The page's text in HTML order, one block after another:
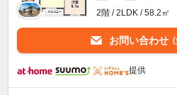
2階 / 2LDK / 58.2㎡
お問い合わせ
提供